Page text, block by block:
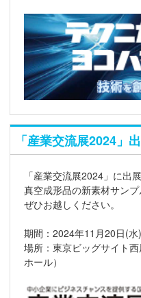
「産業交流展2024」
「産業交流展2024」に出
真空成形品の新素材サンプ
ぜひお越しください。
期間：2024年11月20日(
場所：東京ビッグサイト
ホール）